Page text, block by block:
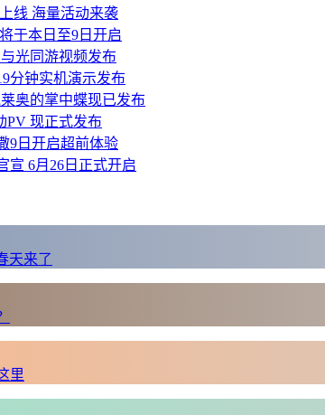
线 海量活动来袭
于本日至9日开启
光同游视频发布
分钟实机演示发布
奥的掌中蝶现已发布
PV 现正式发布
9日开启超前体验
宣 6月26日正式开启
天来了
里